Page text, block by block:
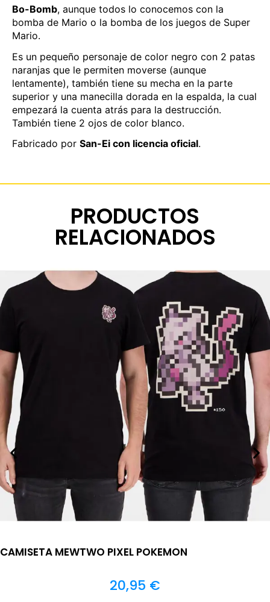
Bo-Bomb, aunque todos lo conocemos con la
bomba de Mario o la bomba de los juegos de Super
Mario.
Es un pequeño personaje de color negro con 2 patas
naranjas que le permiten moverse (aunque
lentamente), también tiene su mecha en la parte
superior y una manecilla dorada en la espalda, la cual
empezará la cuenta atrás para la destrucción.
También tiene 2 ojos de color blanco.
Fabricado por San-Ei con licencia oficial.
PRODUCTOS
RELACIONADOS
CAMISETA MEWTWO PIXEL POKEMON
20,95 €